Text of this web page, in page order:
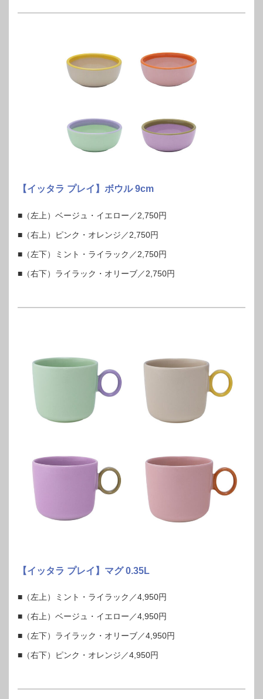
【イッタラ プレイ】ボウル 9cm
■（左上）ベージュ・イエロー／2,750円
■（右上）ピンク・オレンジ／2,750円
■（左下）ミント・ライラック／2,750円
■（右下）ライラック・オリーブ／2,750円
【イッタラ プレイ】マグ 0.35L
■（左上）ミント・ライラック／4,950円
■（右上）ベージュ・イエロー／4,950円
■（左下）ライラック・オリーブ／4,950円
■（右下）ピンク・オレンジ／4,950円